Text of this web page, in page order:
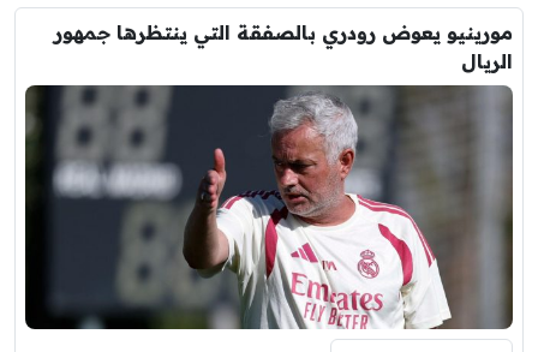
مورينيو يعوض رودري بالصفقة التي ينتظرها جمهور
الريال